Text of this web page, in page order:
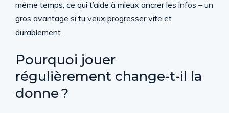
même temps, ce qui t’aide à mieux ancrer les infos – un
gros avantage si tu veux progresser vite et
durablement.
Pourquoi jouer
régulièrement change-t-il la
donne ?